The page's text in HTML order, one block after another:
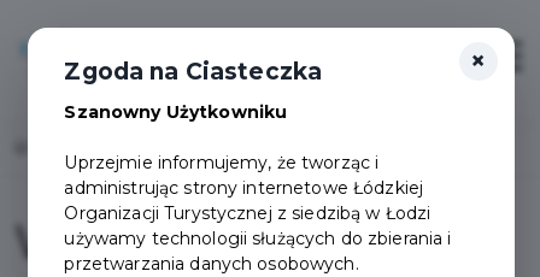
Login/Rejestracja
Wywóz odpadów
×
Zgoda na Ciasteczka
Szanowny Użytkowniku
Uprzejmie informujemy, że tworząc i
administrując strony internetowe Łódzkiej
Organizacji Turystycznej z siedzibą w Łodzi
używamy technologii służących do zbierania i
przetwarzania danych osobowych.